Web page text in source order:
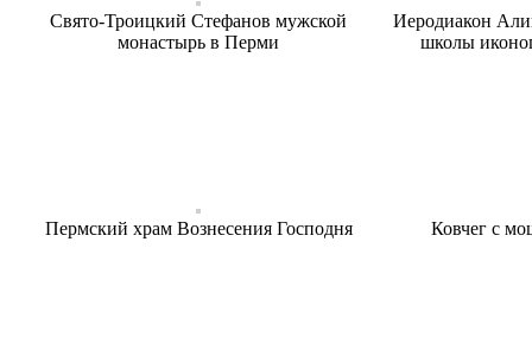
Свято-Троицкий Стефанов мужской
монастырь в Перми
Иеродиакон
школы
Пермский храм Вознесения Господня Ковчег с